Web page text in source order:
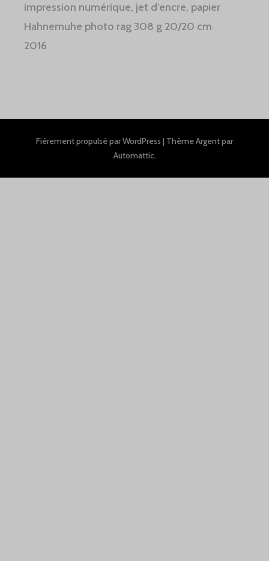
impression numérique, jet d’encre, papier
Hahnemuhe photo rag 308 g 20/20 cm
2016
Fièrement propulsé par WordPress | Thème Argent par
Automattic.